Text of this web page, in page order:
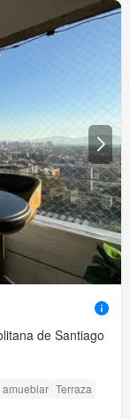
de Santiago
amueblar Terraza